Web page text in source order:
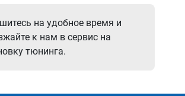
на удобное время и
к нам в сервис на
тюнинга.